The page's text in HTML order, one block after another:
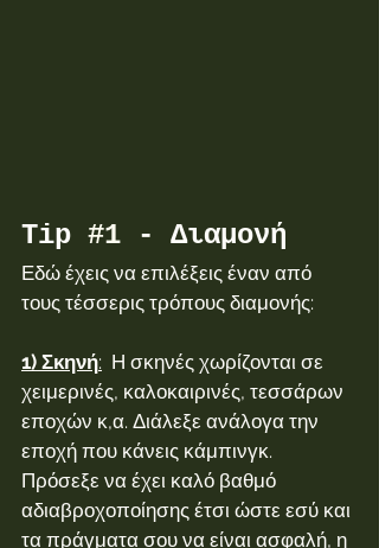
Tip #1 - Διαμονή
Εδώ έχεις να επιλέξεις έναν από
τους τέσσερις τρόπους διαμονής:
1) Σκηνή:
  Η σκηνές χωρίζονται σε
χειμερινές, καλοκαιρινές, τεσσάρων
εποχών κ,α. Διάλεξε ανάλογα την
εποχή που κάνεις κάμπινγκ.
Πρόσεξε να έχει καλό βαθμό
αδιαβροχοποίησης έτσι ώστε εσύ και
τα πράγματα σου να είναι ασφαλή, η